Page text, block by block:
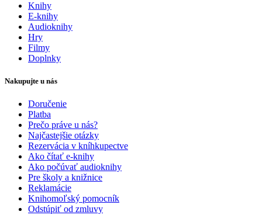
Knihy
E-knihy
Audioknihy
Hry
Filmy
Doplnky
Nakupujte u nás
Doručenie
Platba
Prečo práve u nás?
Najčastejšie otázky
Rezervácia v kníhkupectve
Ako čítať e-knihy
Ako počúvať audioknihy
Pre školy a knižnice
Reklamácie
Knihomoľský pomocník
Odstúpiť od zmluvy